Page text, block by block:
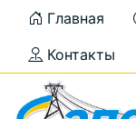
Главная
Контакты